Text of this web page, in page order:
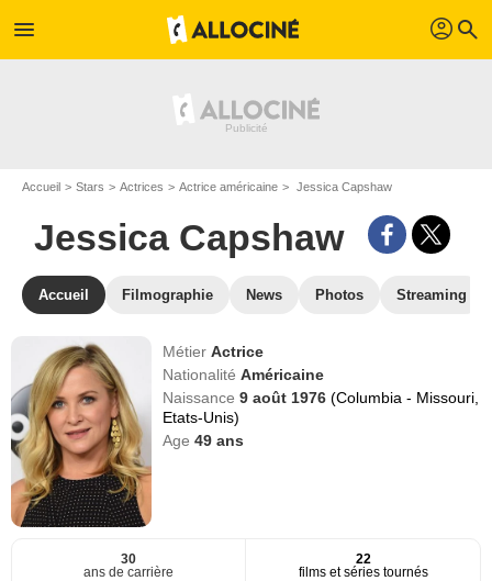
menu profil search
Accueil Stars Actrices Actrice américaine Jessica Capshaw
Jessica Capshaw
Accueil Filmographie News Photos Streaming
MétierActrice
NationalitéAméricaine
Naissance9 août 1976(Columbia - Missouri,
Etats-Unis)
Age49 ans
30
ans de carrière
22
films et séries tournés